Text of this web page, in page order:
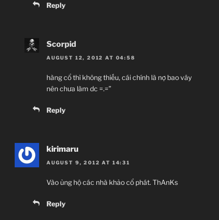
Reply
Scorpid
AUGUST 12, 2012 AT 04:58
hàng cổ thì không thiếu, cái chính là nợ bao vây
nên chưa làm dc =.=”
Reply
kirimaru
AUGUST 9, 2012 AT 14:31
Vào ủng hộ các nhà khảo cổ phát. ThAnKs
Reply